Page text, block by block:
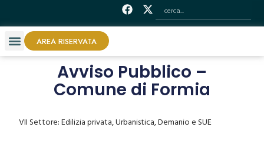
AREA RISERVATA
Avviso Pubblico –
Comune di Formia
VII Settore: Edilizia privata, Urbanistica, Demanio e SUE